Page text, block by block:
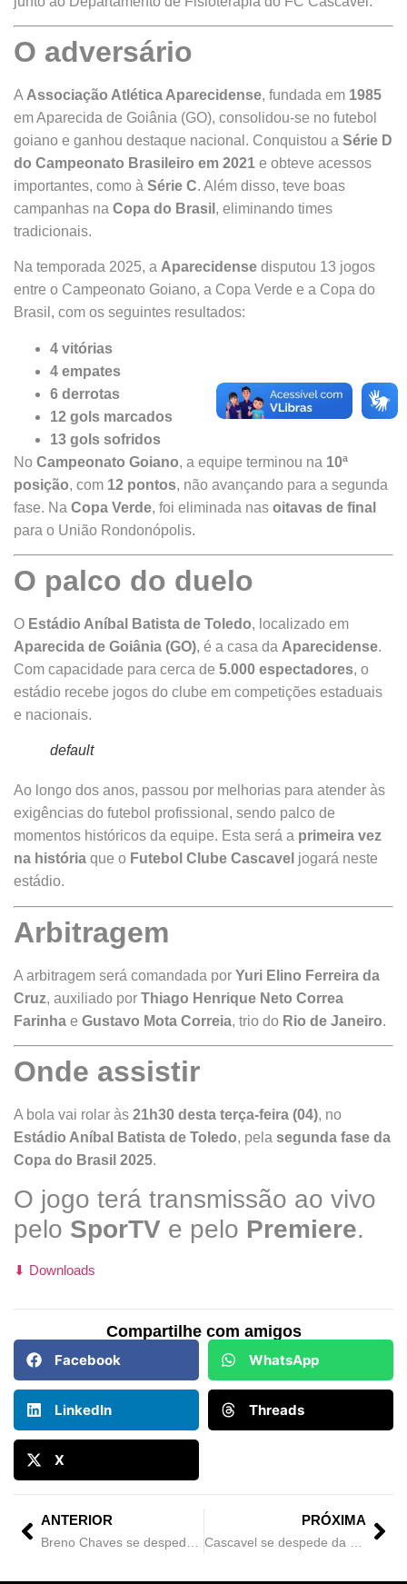
O adversário
A Associação Atlética Aparecidense, fundada em 1985
em Aparecida de Goiânia (GO), consolidou-se no futebol
goiano e ganhou destaque nacional. Conquistou a Série D
do Campeonato Brasileiro em 2021 e obteve acessos
importantes, como à Série C. Além disso, teve boas
campanhas na Copa do Brasil , eliminando times
tradicionais.
Na temporada 2025, a Aparecidense disputou 13 jogos
entre o Campeonato Goiano, a Copa Verde e a Copa do
Brasil, com os seguintes resultados:
4 vitórias
4 empates
6 derrotas
12 gols marcados
13 gols sofridos
No Campeonato Goiano, a equipe terminou na 10ª
posição, com 12 pontos, não avançando para a segunda
fase. Na Copa Verde, foi eliminada nas oitavas de final
para o União Rondonópolis.
O palco do duelo
O Estádio Aníbal Batista de Toledo, localizado em
Aparecida de Goiânia (GO), é a casa da Aparecidense.
Com capacidade para cerca de 5.000 espectadores, o
estádio recebe jogos do clube em competições estaduais
e nacionais.
default
Ao longo dos anos, passou por melhorias para atender às
exigências do futebol profissional, sendo palco de
momentos históricos da equipe. Esta será a primeira vez
na história que o Futebol Clube Cascavel jogará neste
estádio.
Arbitragem
A arbitragem será comandada por Yuri Elino Ferreira da
Cruz, auxiliado por Thiago Henrique Neto Correa
Farinha e Gustavo Mota Correia, trio do Rio de Janeiro.
Onde assistir
A bola vai rolar às 21h30 desta terça-feira (04), no
Estádio Aníbal Batista de Toledo, pela segunda fase da
Copa do Brasil 2025.
O jogo terá transmissão ao vivo
pelo SporTV e pelo Premiere.
⬇ Downloads
Compartilhe com amigos
Facebook WhatsApp
LinkedIn Threads
X
ANTERIOR PRÓXIMA